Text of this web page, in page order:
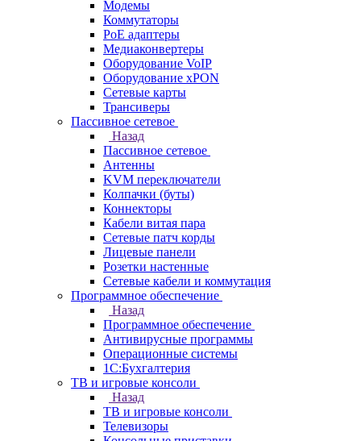
Модемы
Коммутаторы
PoE адаптеры
Медиаконвертеры
Оборудование VoIP
Оборудование xPON
Сетевые карты
Трансиверы
Пассивное сетевое
Назад
Пассивное сетевое
Антенны
KVM переключатели
Колпачки (буты)
Коннекторы
Кабели витая пара
Сетевые патч корды
Лицевые панели
Розетки настенные
Сетевые кабели и коммутация
Программное обеспечение
Назад
Программное обеспечение
Антивирусные программы
Операционные системы
1С:Бухгалтерия
ТВ и игровые консоли
Назад
ТВ и игровые консоли
Телевизоры